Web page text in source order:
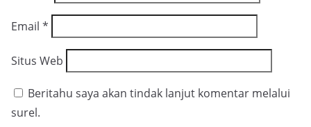
Email *
Situs Web
Beritahu saya akan tindak lanjut komentar melalui
surel.